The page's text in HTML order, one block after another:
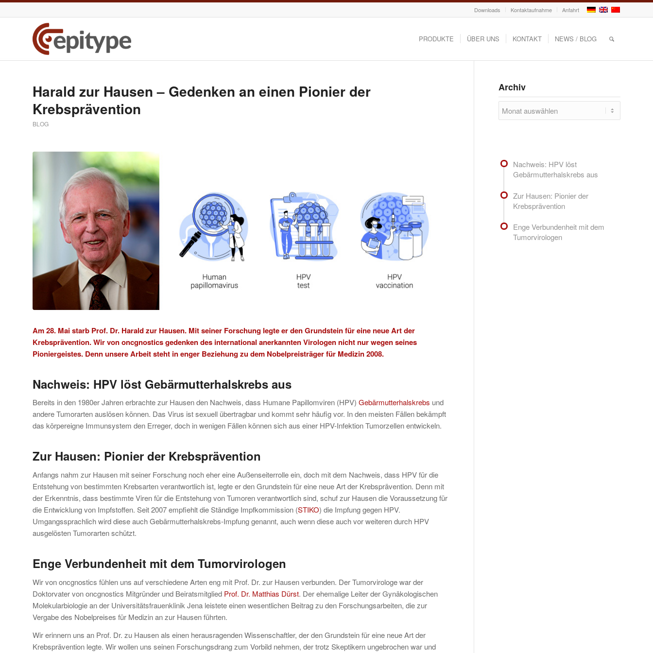
Downloads Kontaktaufnahme Anfahrt
PRODUKTE ÜBER UNS KONTAKT NEWS / BLOG
Harald zur Hausen – Gedenken an einen Pionier der
Krebsprävention
BLOG
Am 28. Mai starb Prof. Dr. Harald zur Hausen. Mit seiner Forschung legte er den Grundstein für eine neue Art der
Krebsprävention. Wir von oncgnostics gedenken des international anerkannten Virologen nicht nur wegen seines
Pioniergeistes. Denn unsere Arbeit steht in enger Beziehung zu dem Nobelpreisträger für Medizin 2008.
Nachweis: HPV löst Gebärmutterhalskrebs aus
Bereits in den 1980er Jahren erbrachte zur Hausen den Nachweis, dass Humane Papillomviren (HPV) Gebärmutterhalskrebs und
andere Tumorarten auslösen können. Das Virus ist sexuell übertragbar und kommt sehr häufig vor. In den meisten Fällen bekämpft
das körpereigne Immunsystem den Erreger, doch in wenigen Fällen können sich aus einer HPV-Infektion Tumorzellen entwickeln.
Zur Hausen: Pionier der Krebsprävention
Anfangs nahm zur Hausen mit seiner Forschung noch eher eine Außenseiterrolle ein, doch mit dem Nachweis, dass HPV für die
Entstehung von bestimmten Krebsarten verantwortlich ist, legte er den Grundstein für eine neue Art der Krebsprävention. Denn mit
der Erkenntnis, dass bestimmte Viren für die Entstehung von Tumoren verantwortlich sind, schuf zur Hausen die Voraussetzung für
die Entwicklung von Impfstoffen. Seit 2007 empfiehlt die Ständige Impfkommission (STIKO) die Impfung gegen HPV.
Umgangssprachlich wird diese auch Gebärmutterhalskrebs-Impfung genannt, auch wenn diese auch vor weiteren durch HPV
ausgelösten Tumorarten schützt.
Enge Verbundenheit mit dem Tumorvirologen
Wir von oncgnostics fühlen uns auf verschiedene Arten eng mit Prof. Dr. zur Hausen verbunden. Der Tumorvirologe war der
Doktorvater von oncgnostics Mitgründer und Beiratsmitglied Prof. Dr. Matthias Dürst. Der ehemalige Leiter der Gynäkologischen
Molekularbiologie an der Universitätsfrauenklinik Jena leistete einen wesentlichen Beitrag zu den Forschungsarbeiten, die zur
Vergabe des Nobelpreises für Medizin an zur Hausen führten.
Wir erinnern uns an Prof. Dr. zu Hausen als einen herausragenden Wissenschaftler, der den Grundstein für eine neue Art der
Krebsprävention legte. Wir wollen uns seinen Forschungsdrang zum Vorbild nehmen, der trotz Skeptikern ungebrochen war und
Archiv
Nachweis: HPV löst
Gebärmutterhalskrebs aus
Zur Hausen: Pionier der
Krebsprävention
Enge Verbundenheit mit dem
Tumorvirologen